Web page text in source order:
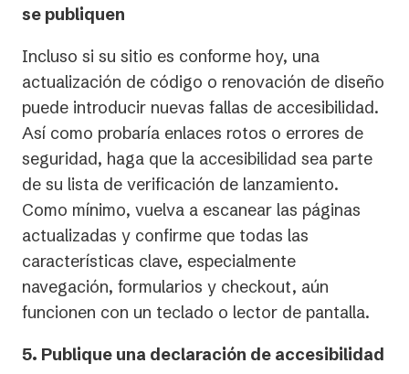
se publiquen
Incluso si su sitio es conforme hoy, una
actualización de código o renovación de diseño
puede introducir nuevas fallas de accesibilidad.
Así como probaría enlaces rotos o errores de
seguridad, haga que la accesibilidad sea parte
de su lista de verificación de lanzamiento.
Como mínimo, vuelva a escanear las páginas
actualizadas y confirme que todas las
características clave, especialmente
navegación, formularios y checkout, aún
funcionen con un teclado o lector de pantalla.
5. Publique una declaración de accesibilidad